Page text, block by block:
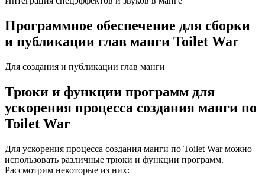
Программное обеспечение для сборки
и публикации глав манги Toilet War
Для создания и публикации глав манги
Трюки и функции программ для
ускорения процесса создания манги по
Toilet War
Для ускорения процесса создания манги по Toilet War можно
использовать различные трюки и функции программ.
Рассмотрим некоторые из них: